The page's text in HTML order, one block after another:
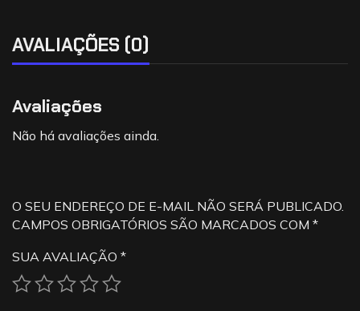
AVALIAÇÕES (0)
Avaliações
Não há avaliações ainda.
O SEU ENDEREÇO DE E-MAIL NÃO SERÁ PUBLICADO.
CAMPOS OBRIGATÓRIOS SÃO MARCADOS COM *
SUA AVALIAÇÃO *